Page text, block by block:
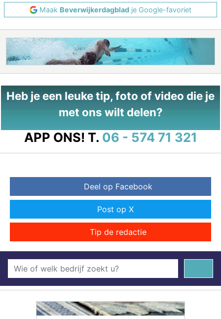
Maak Beverwijkerdagblad je Google-favoriet
Heb je een leuke tip, foto of video die je
met ons wilt delen?
APP ONS! T. 06 - 574 71 321
Deel op Facebook
Post op X
Tip de redactie